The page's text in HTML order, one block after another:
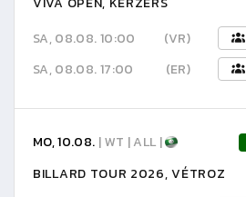
SA, 08.08. 10:00
(VR)
SA, 08.08. 17:00
(ER)
MO, 10.08. | WT | ALL |
BILLARD TOUR 2026, VÉTROZ